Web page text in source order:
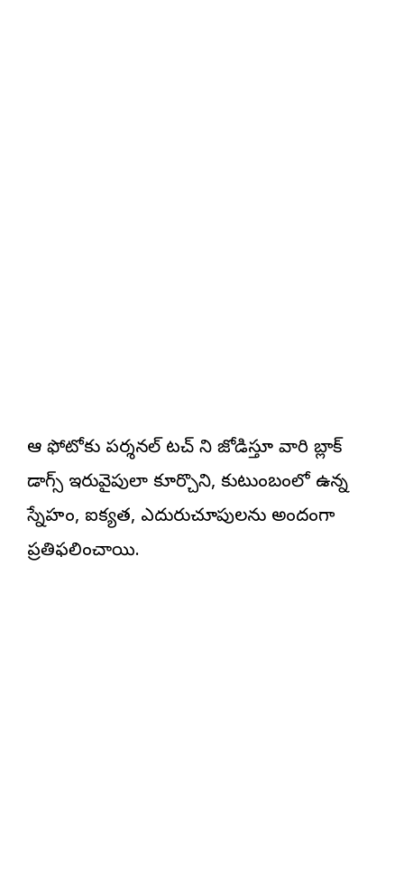
ఆ ఫోటోకు పర్శనల్ టచ్ ని జోడిస్తూ వారి బ్లాక్
డాగ్స్ ఇరువైపులా కూర్చొని, కుటుంబంలో ఉన్న
స్నేహం, ఐక్యత, ఎదురుచూపులను అందంగా
ప్రతిఫలించాయి.